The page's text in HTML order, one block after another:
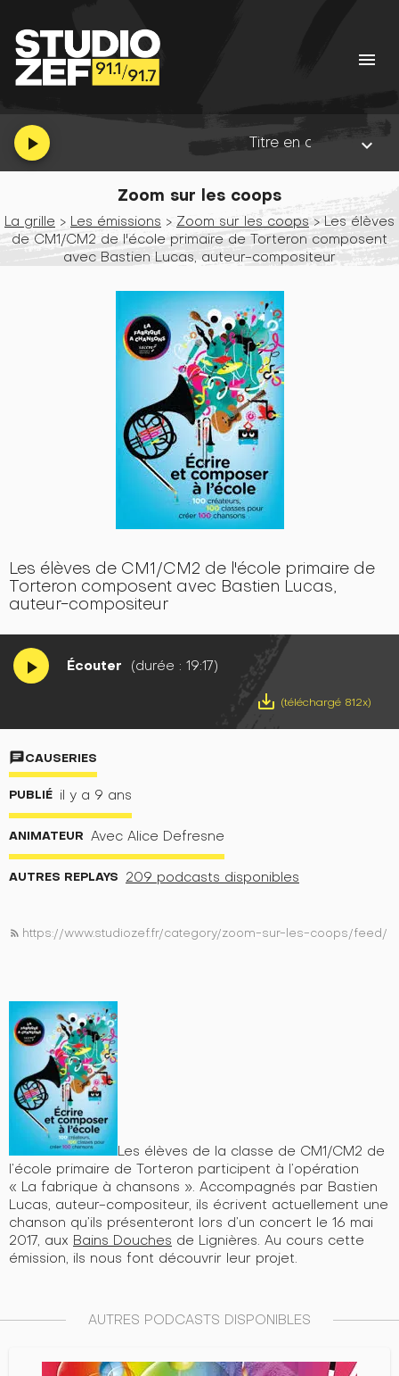
menu
play_arrow Titre en cours :No Stringskeyboard_arrow_down
Zoom sur les coops
La grille > Les émissions > Zoom sur les coops > Les élèves
de CM1/CM2 de l'école primaire de Torteron composent
avec Bastien Lucas, auteur-compositeur
Les élèves de CM1/CM2 de l'école primaire de
Torteron composent avec Bastien Lucas,
auteur-compositeur
play_arrow Écouter (durée : 19:17)
save_alt (téléchargé 812x)
chatCAUSERIES
PUBLIÉ il y a 9 ans
ANIMATEUR Avec Alice Defresne
AUTRES REPLAYS 209 podcasts disponibles
rss_feed https://www.studiozef.fr/category/zoom-sur-les-coops/feed/
Les élèves de la classe de CM1/CM2 de
l’école primaire de Torteron participent à l’opération
« La fabrique à chansons ». Accompagnés par Bastien
Lucas, auteur-compositeur, ils écrivent actuellement une
chanson qu’ils présenteront lors d’un concert le 16 mai
2017, aux Bains Douches de Lignières. Au cours cette
émission, ils nous font découvrir leur projet.
AUTRES PODCASTS DISPONIBLES